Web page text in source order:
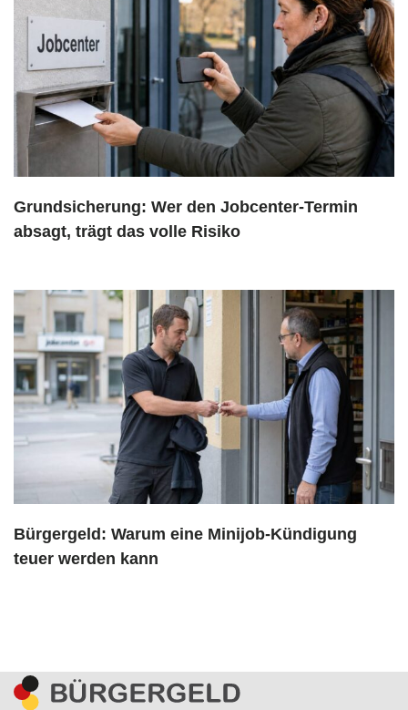
Grundsicherung: Wer den Jobcenter-Termin
absagt, trägt das volle Risiko
Bürgergeld: Warum eine Minijob-Kündigung
teuer werden kann